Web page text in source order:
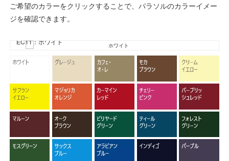
ご希望のカラーをクリックすることで、パラソルのカラーイメー
ジを確認できます。
EC11：ホワイト